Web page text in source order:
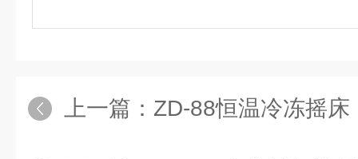
上一篇： ZD-88恒温冷冻摇床